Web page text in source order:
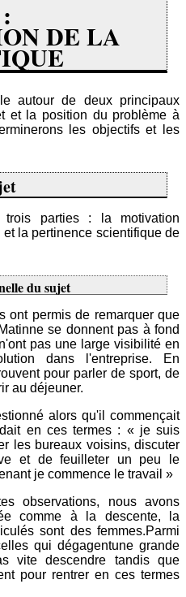
DE LA
autour de deux principaux
et la position du problème à
les objectifs et les
trois parties : la motivation
la pertinence scientifique de
du sujet
ont permis de remarquer que
se donnent pas à fond
pas une large visibilité en
dans l'entreprise. En
pour parler de sport, de
au déjeuner.
alors qu'il commençait
en ces termes : « je suis
les bureaux voisins, discuter
et de feuilleter un peu le
je commence le travail »
observations, nous avons
comme à la descente, la
sont des femmes.Parmi
qui dégagentune grande
vite descendre tandis que
pour rentrer en ces termes